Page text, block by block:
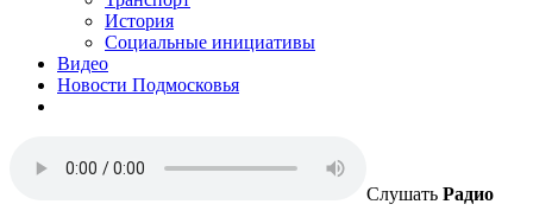
История
Социальные инициативы
Видео
Новости Подмосковья
Слушать Радио